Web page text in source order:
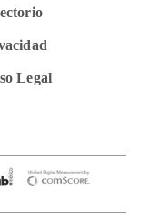
Legal